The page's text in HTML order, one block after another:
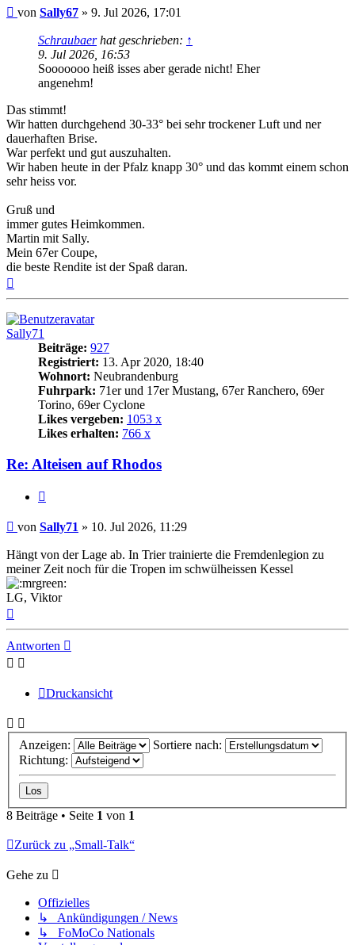
Beitrag
von Sally67 » 9. Jul 2026, 17:01
Schraubaerhat geschrieben: ↑
9. Jul 2026, 16:53
Sooooooo heiß isses aber gerade nicht! Eher
angenehm!
Das stimmt!
Wir hatten durchgehend 30-33° bei sehr trockener Luft und ner
dauerhaften Brise.
War perfekt und gut auszuhalten.
Wir haben heute in der Pfalz knapp 30° und das kommt einem schon
sehr heiss vor.
Gruß und
immer gutes Heimkommen.
Martin mit Sally.
Mein 67er Coupe,
die beste Rendite ist der Spaß daran.
Sally71
Beiträge: 927
Registriert: 13. Apr 2020, 18:40
Wohnort: Neubrandenburg
Fuhrpark: 71er und 17er Mustang, 67er Ranchero, 69er
Torino, 69er Cyclone
Likes vergeben: 1053 x
Likes erhalten: 766 x
Re: Alteisen auf Rhodos
Beitrag
von Sally71 » 10. Jul 2026, 11:29
Hängt von der Lage ab. In Trier trainierte die Fremdenlegion zu
meiner Zeit noch für die Tropen im schwülheissen Kessel
LG, Viktor
Antworten
Druckansicht
Anzeigen:
Sortiere nach:
Richtung:
8 Beiträge • Seite 1 von 1
Zurück zu „Small-Talk“
Gehe zu
Offizielles
↳ Ankündigungen / News
↳ FoMoCo Nationals